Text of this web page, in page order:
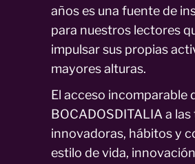
años es una fuente de
para nuestros lectores
impulsar sus propias
mayores alturas.
El acceso incomparable
BOCADOSDITALIA a
innovadoras, hábitos y
estilo de vida, innovación